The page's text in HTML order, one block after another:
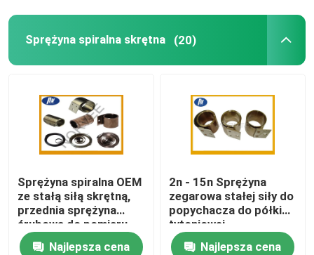
Sprężyna spiralna skrętna (20)
Sprężyna spiralna OEM
ze stałą siłą skrętną,
przednia sprężyna
śrubowa do pomiaru
taśmy
Najlepsza cena
2n - 15n Sprężyna
zegarowa stałej siły do
​​popychacza do półki
tytoniowej
Najlepsza cena